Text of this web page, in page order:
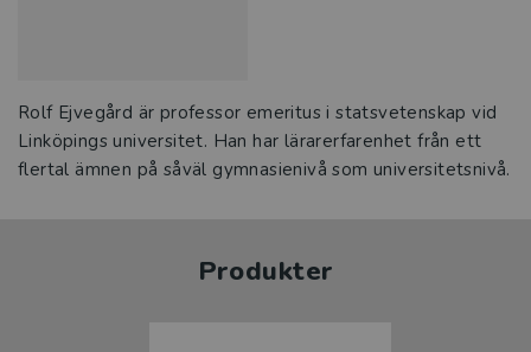
Rolf Ejvegård är professor emeritus i statsvetenskap vid
Linköpings universitet. Han har lärarerfarenhet från ett
flertal ämnen på såväl gymnasienivå som universitetsnivå.
Produkter